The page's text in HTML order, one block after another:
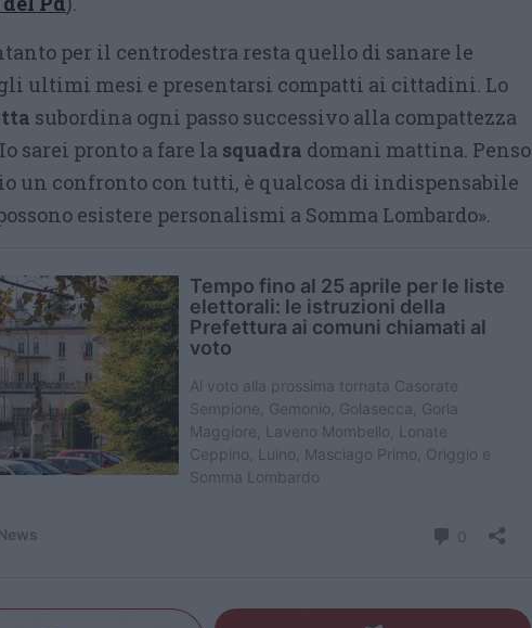
per il centrodestra resta quello di sanare le
ultimi mesi e presentarsi compatti ai cittadini. Lo
subordina ogni passo successivo alla compattezza
sarei pronto a fare la squadra domani mattina. Penso
un confronto con tutti, è qualcosa di indispensabile
esistere personalismi a Somma Lombardo».